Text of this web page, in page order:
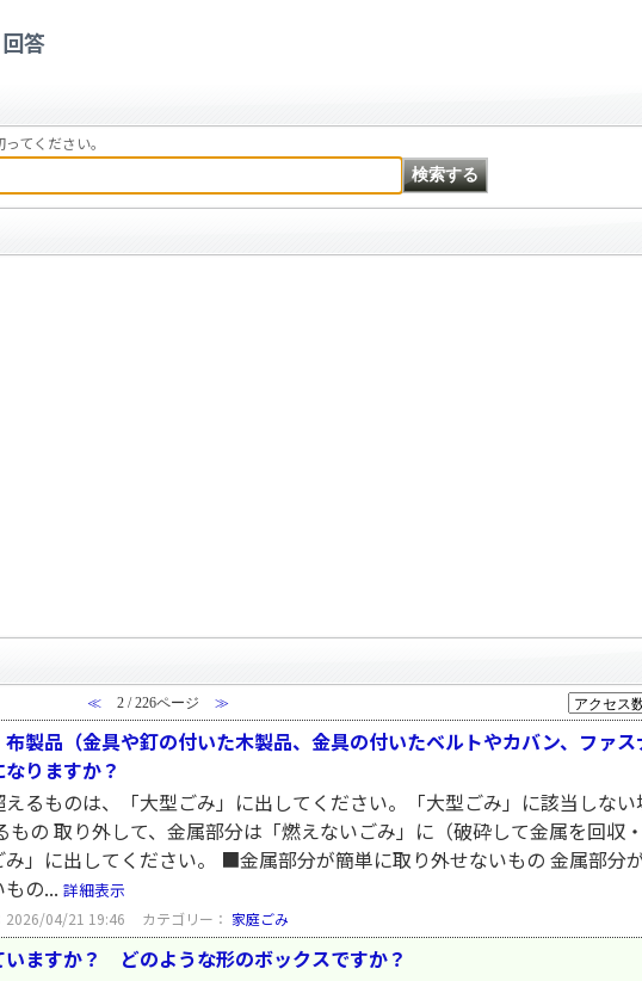
答
てください。
≪ 2 / 226ページ ≫
製品（金具や釘の付いた木製品、金具の付いたベルトやカバン、ファ
りますか？
るものは、「大型ごみ」に出してください。「大型ごみ」に該当しない
の 取り外して、金属部分は「燃えないごみ」に（破砕して金属を回収
」に出してください。 ■金属部分が簡単に取り外せないもの 金属部分
の... 詳細表示
2026/04/21 19:46 カテゴリー： 家庭ごみ
ますか？ どのような形のボックスですか？